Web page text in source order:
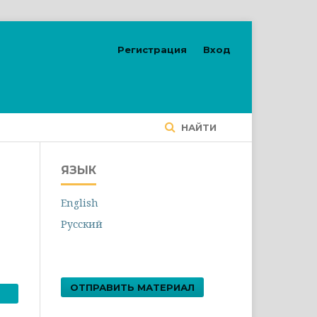
НАЙТИ
Регистрация Вход
ЯЗЫК
English
Русский
ОТПРАВИТЬ МАТЕРИАЛ